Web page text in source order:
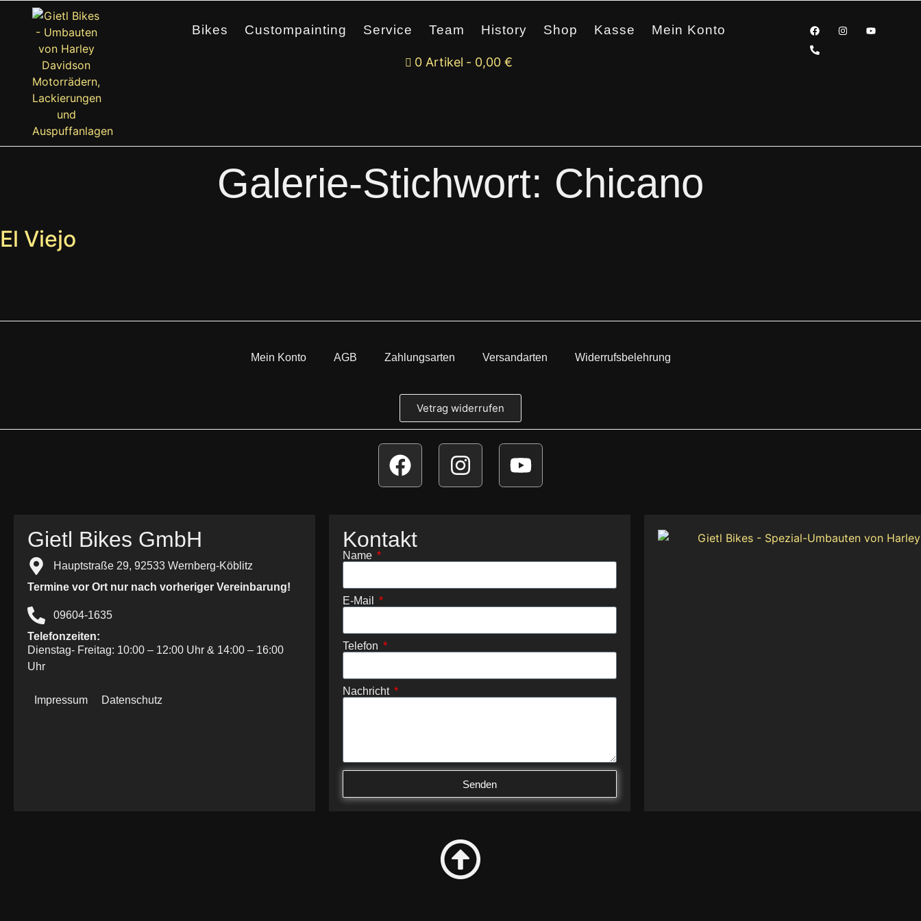
Bikes Custompainting Service Team History Shop Kasse Mein Konto
0 Artikel 0,00 €
Galerie-Stichwort: Chicano
El Viejo
Mein Konto AGB Zahlungsarten Versandarten Widerrufsbelehrung
Vetrag widerrufen
Gietl Bikes GmbH
Hauptstraße 29, 92533 Wernberg-Köblitz
Termine vor Ort nur nach vorheriger Vereinbarung!
09604-1635
Telefonzeiten:
Dienstag- Freitag: 10:00 – 12:00 Uhr & 14:00 – 16:00
Uhr
Impressum Datenschutz
Kontakt
Name
E-Mail
Telefon
Nachricht
Senden